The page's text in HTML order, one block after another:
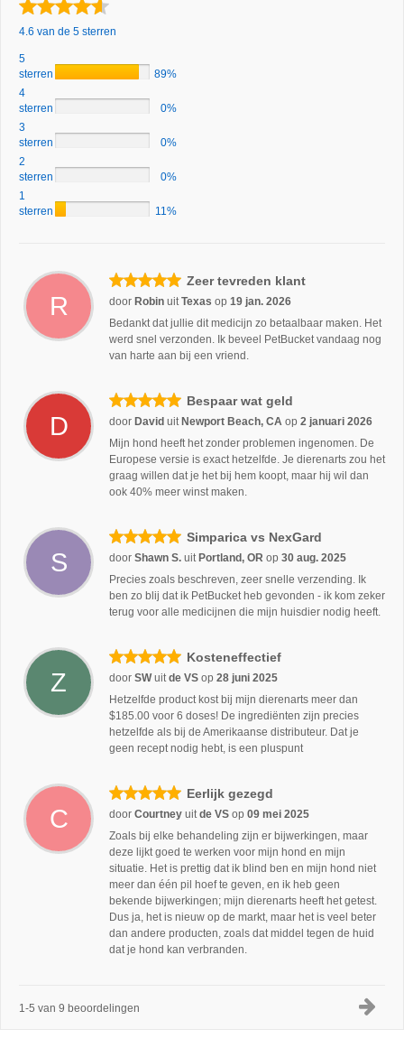
4.6 van de 5 sterren
5
sterren
89%
4
sterren
0%
3
sterren
0%
2
sterren
0%
1
sterren
11%
R
Zeer tevreden klant
door Robin uitTexas op 19 jan. 2026
Bedankt dat jullie dit medicijn zo betaalbaar maken. Het
werd snel verzonden. Ik beveel PetBucket vandaag nog
van harte aan bij een vriend.
D
Bespaar wat geld
door David uit Newport Beach, CA op 2 januari 2026
Mijn hond heeft het zonder problemen ingenomen. De
Europese versie is exact hetzelfde. Je dierenarts zou het
graag willen dat je het bij hem koopt, maar hij wil dan
ook 40% meer winst maken.
S
Simparica vs NexGard
door Shawn S. uit Portland, OR op 30 aug. 2025
Precies zoals beschreven, zeer snelle verzending. Ik
ben zo blij dat ik PetBucket heb gevonden - ik kom zeker
terug voor alle medicijnen die mijn huisdier nodig heeft.
Z
Kosteneffectief
door SW uitde VS op 28 juni 2025
Hetzelfde product kost bij mijn dierenarts meer dan
$185.00 voor 6 doses! De ingrediënten zijn precies
hetzelfde als bij de Amerikaanse distributeur. Dat je
geen recept nodig hebt, is een pluspunt
C
Eerlijk gezegd
door Courtney uitde VS op 09 mei 2025
Zoals bij elke behandeling zijn er bijwerkingen, maar
deze lijkt goed te werken voor mijn hond en mijn
situatie. Het is prettig dat ik blind ben en mijn hond niet
meer dan één pil hoef te geven, en ik heb geen
bekende bijwerkingen; mijn dierenarts heeft het getest.
Dus ja, het is nieuw op de markt, maar het is veel beter
dan andere producten, zoals dat middel tegen de huid
dat je hond kan verbranden.
1-5 van 9 beoordelingen